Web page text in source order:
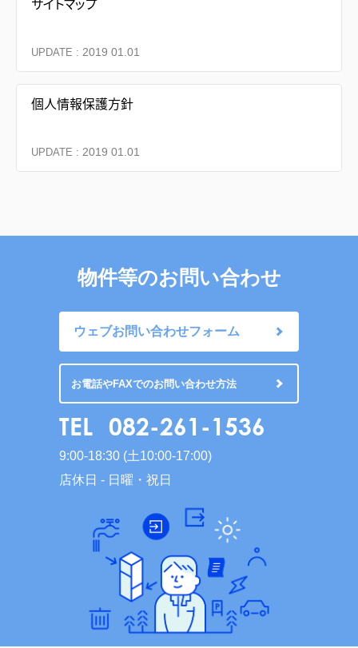
UPDATE : 2019 01.01
個人情報保護方針
UPDATE : 2019 01.01
物件等のお問い合わせ
ウェブお問い合わせフォーム
お電話やFAXでのお問い合わせ方法
TEL 082-261-1536
9:00-18:30 (土10:00-17:00)
店休日 - 日曜・祝日